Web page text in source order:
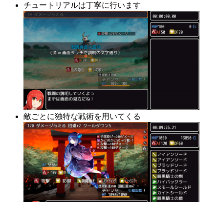
チュートリアルは丁寧に行います
敵ごとに独特な戦術を用いてくる